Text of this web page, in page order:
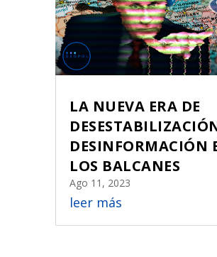
LA NUEVA ERA DE
DESINFORMACIÓN
LOS BALCANES
Ago 11, 2023
leer más